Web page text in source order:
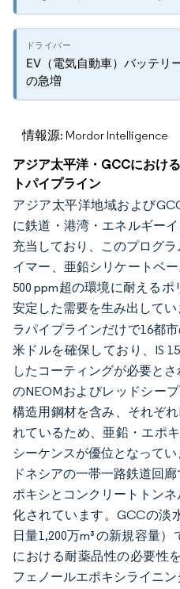
EV（電気自動車）バッテリ
の急増
情報源: Mordor Intelligence
アジア太平洋・GCCにおけ
トパイプライン
アジア太平洋地域および
に鉄道・港湾・エネルギー
充当しており、このプログ
イマー、亜鉛シリケートベ
500 ppm超の環境に耐える
安定した需要を生み出してい
ラパイプラインだけで16都
米ドルを確保しており、IS
したコーティングが必要と
のNEOMおよびレッドシー
構造用鋼材を含み、それぞれ
れているため、亜鉛・エポ
シーケンスが優位となって
ドネシアの一帯一路鉄道回
ポキシとコンクリートトン
化されています。GCCの淡
日量1,200万m³の新規容量
における耐薬品性の必要性
フェノールエポキシライニン